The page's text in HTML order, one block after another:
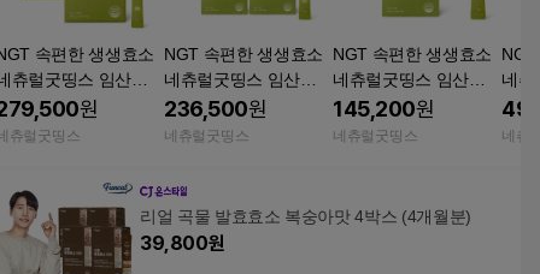
속편한 생생효소
츄럴굿띵스 임산부
산균 곡물 발효효소
포, 2개
원
츄럴굿띵스
NGT 속편한 생생효소
네츄럴굿띵스 임산부
유산균 곡물 발효효소
30포, 5개
236,500원
네츄럴굿띵스
NGT 속편한 생생효소
네츄럴굿띵스 임산부
유산균 곡물 발효효소
30포, 3개
145,200원
네츄럴굿띵스
네츄
유산
30
네츄
리얼 곡물 발효효소 복숭아맛 4박스 (4개월분)
39,800원